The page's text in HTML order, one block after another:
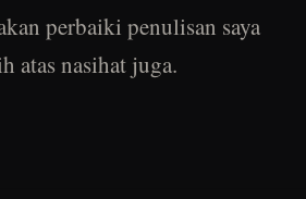
perbaiki penulisan saya
atas nasihat juga.